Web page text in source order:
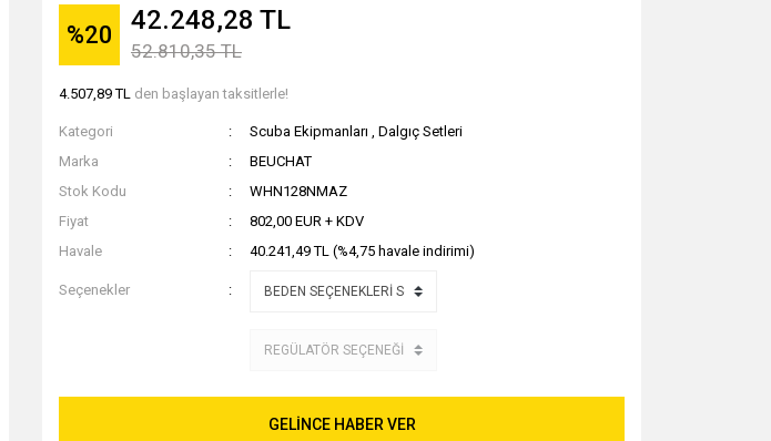
%20 42.248,28 TL
52.810,35 TL
4.507,89 TL den başlayan taksitlerle!
Kategori Scuba Ekipmanları , Dalgıç Setleri
Marka
BEUCHAT
Stok Kodu
WHN128NMAZ
Fiyat
802,00 EUR + KDV
Havale
40.241,49 TL (%4,75 havale indirimi)
Seçenekler
GELİNCE HABER VER